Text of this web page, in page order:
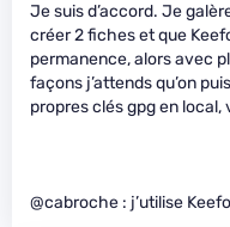
Je suis d’accord. Je
créer 2 fiches et que
permanence, alors avec
façons j’attends qu’on
propres clés gpg en local,
@cabroche : j’utilise